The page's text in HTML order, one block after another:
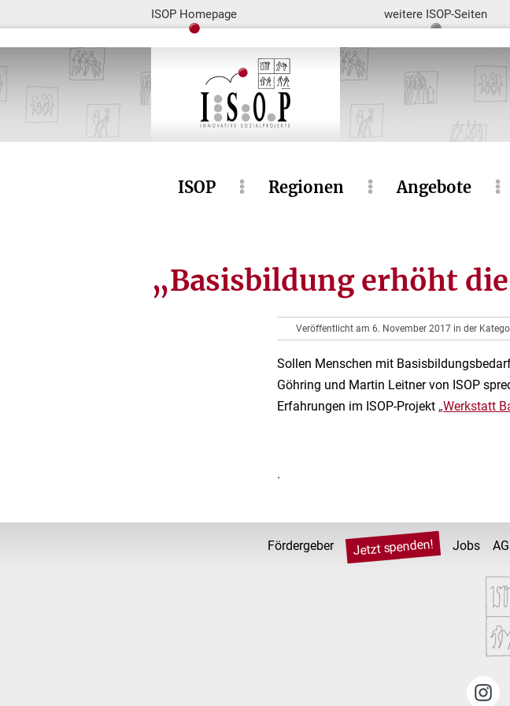
ISOP Homepage weitere ISOP-Seiten
ISOP Regionen Angebote
„Basisbildung erhöht
Veröffentlicht am 6. November 2017 in der
Sollen Menschen mit
Göhring und Martin Leitner von ISOP
Erfahrungen im ISOP-Projekt „Werkstatt
.
Fördergeber Jetzt spenden! Jobs